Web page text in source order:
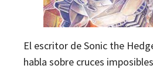
El escritor de Sonic the
habla sobre cruces